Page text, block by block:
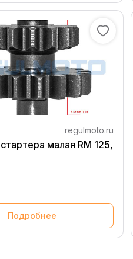
regulmoto.ru
малая RM 125,
Подробнее